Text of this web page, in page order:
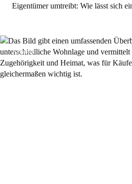
Eigentümer umtreibt: Wie lässt sich
Allgemein